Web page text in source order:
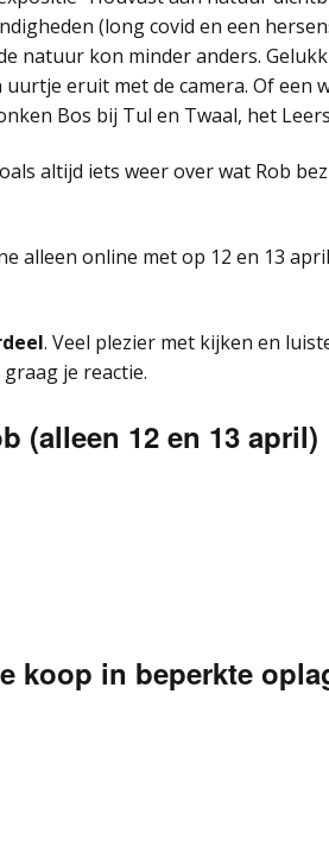
(long covid en een
natuur kon minder anders.
eruit met de camera. Of een
Bos bij Tul en Twaal, het
altijd iets weer over wat Rob
alleen online met op 12 en 13
. Veel plezier met kijken en
je reactie.
(alleen 12 en 13 april)
koop in beperkte